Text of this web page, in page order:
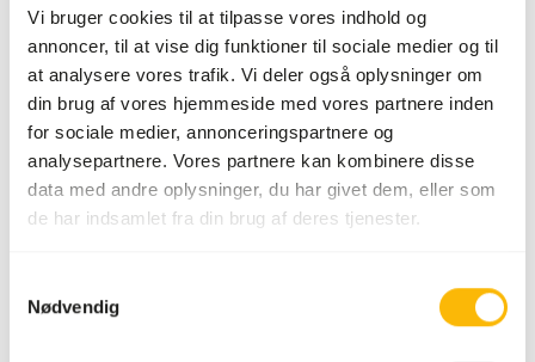
Vi bruger cookies til at tilpasse vores indhold og
annoncer, til at vise dig funktioner til sociale medier og til
at analysere vores trafik. Vi deler også oplysninger om
din brug af vores hjemmeside med vores partnere inden
for sociale medier, annonceringspartnere og
analysepartnere. Vores partnere kan kombinere disse
data med andre oplysninger, du har givet dem, eller som
de har indsamlet fra din brug af deres tjenester.
Nødvendig
Specifikationer
Generel
Artikel
Wisbroek Targetes 250g
Artikel kode
NW007
250 g bøtte